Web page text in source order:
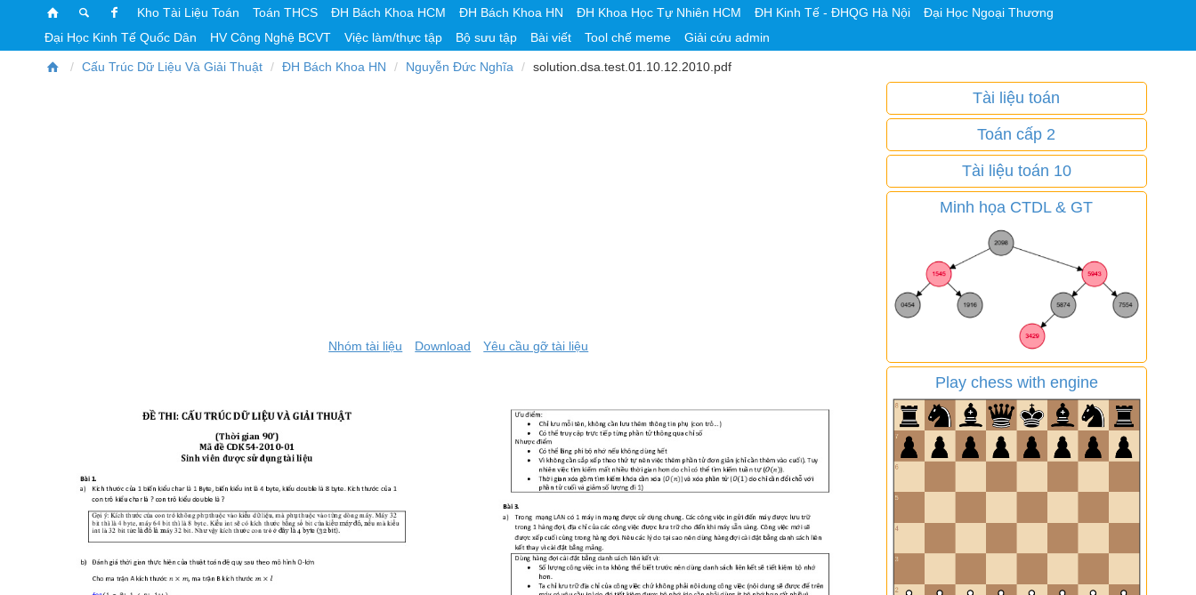
Kho Tài Liệu Toán Toán THCS ĐH Bách Khoa HCM ĐH Bách Khoa HN ĐH Khoa Học Tự Nhiên HCM ĐH Kinh Tế - ĐHQG Hà Nội
Đại Học Ngoại Thương
Đại Học Kinh Tế Quốc Dân
HV Công Nghệ BCVT Việc làm/thực tập Bộ sưu tập Bài viết Tool chế meme Giải cứu admin
Cấu Trúc Dữ Liệu Và Giải Thuật ĐH Bách Khoa HN Nguyễn Đức Nghĩa solution.dsa.test.01.10.12.2010.pdf
Nhóm tài liệu Download Yêu cầu gỡ tài liệu
Tài liệu toán
Toán cấp 2
Tài liệu toán 10
Minh họa CTDL & GT
Play chess with engine